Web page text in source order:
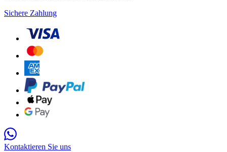
Sichere Zahlung
Kontaktieren Sie uns